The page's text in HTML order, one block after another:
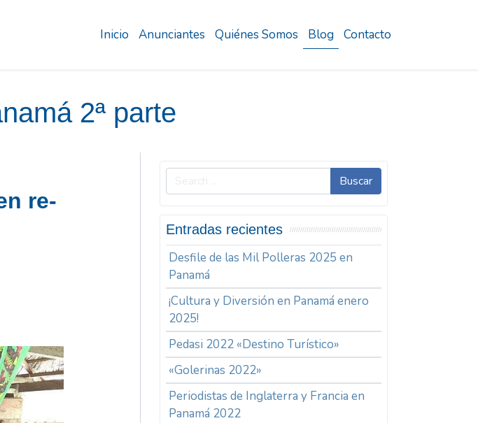
Inicio Anunciantes Quiénes Somos Blog Contacto
2ª parte
re-
Buscar
Entradas recientes
Desfile de las Mil Polleras 2025 en
Panamá
¡Cultura y Diversión en Panamá enero
2025!
Pedasi 2022 «Destino Turístico»
«Golerinas 2022»
Periodistas de Inglaterra y Francia en
Panamá 2022